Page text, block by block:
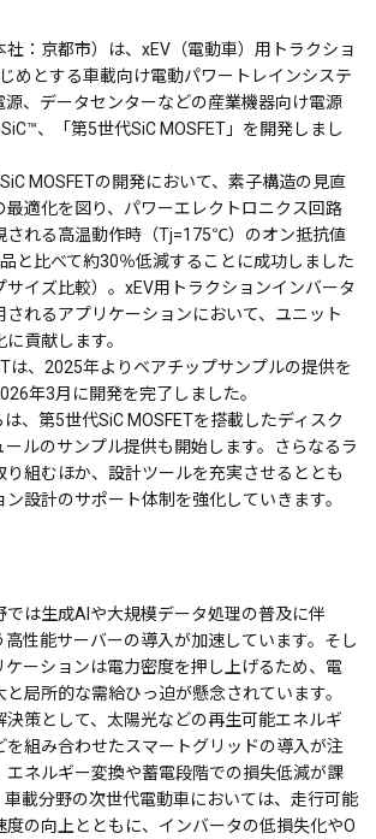
社：京都市）は、xEV（電動車）用トラクショ
めとする車載向け電動パワートレインシステ
源、データセンターなどの産業機器向け電源
、「第5世代SiC MOSFET」を開発しまし
MOSFETの開発において、素子構造の見直
最適化を図り、パワーエレクトロニクス回路
される高温動作時（Tj=175℃）のオン抵抗値
と比べて約30％低減することに成功しました
サイズ比較）。xEV用トラクションインバータ
されるアプリケーションにおいて、ユニット
貢献します。
は、2025年よりベアチップサンプルの提供を
年3月に開発を完了しました。
、第5世代SiC MOSFETを搭載したディスク
ールのサンプル提供も開始します。さらなるラ
り組むほか、設計ツールを充実させるととも
設計のサポート体制を強化していきます。
では生成AIや大規模データ処理の普及に伴
性能サーバーの導入が加速しています。そし
ケーションは電力密度を押し上げるため、電
局所的な需給ひっ迫が懸念されています。
決策として、太陽光などの再生可能エネルギ
を組み合わせたスマートグリッドの導入が注
エネルギー変換や蓄電段階での損失低減が課
車載分野の次世代電動車においては、走行可能
度の向上とともに、インバータの低損失化やO